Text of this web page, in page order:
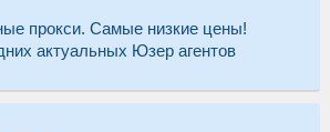
прокси. Самые низкие цены!
актуальных Юзер агентов